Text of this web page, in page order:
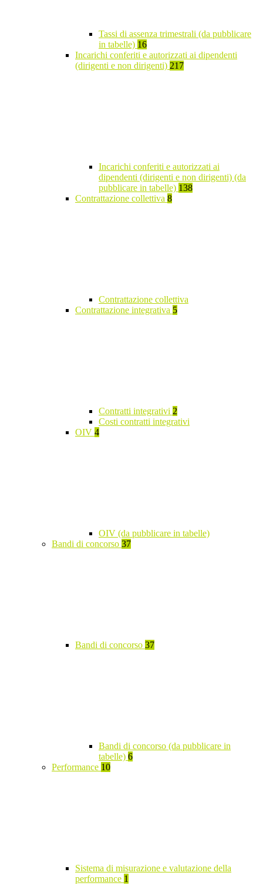
Tassi di assenza trimestrali (da pubblicare
in tabelle) 16
Incarichi conferiti e autorizzati ai dipendenti
(dirigenti e non dirigenti) 217
Incarichi conferiti e autorizzati ai
dipendenti (dirigenti e non dirigenti) (da
pubblicare in tabelle) 138
Contrattazione collettiva 8
Contrattazione collettiva
Contrattazione integrativa 5
Contratti integrativi 2
Costi contratti integrativi
OIV 4
OIV (da pubblicare in tabelle)
Bandi di concorso 37
Bandi di concorso 37
Bandi di concorso (da pubblicare in
tabelle) 6
Performance 10
Sistema di misurazione e valutazione della
performance 1